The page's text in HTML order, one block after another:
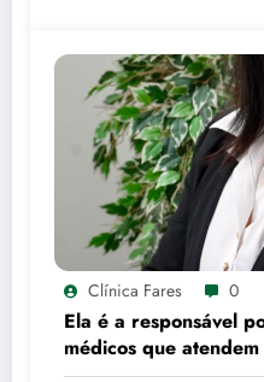
Clínica Fares 0
Ela é a responsável
médicos que